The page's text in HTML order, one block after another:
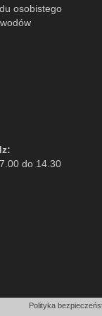
osobistego
do 14.30
Polityka